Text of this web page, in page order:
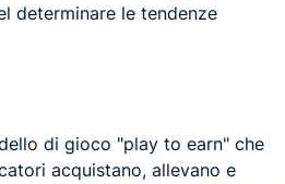
determinare le tendenze
di gioco "play to earn" che
acquistano, allevano e